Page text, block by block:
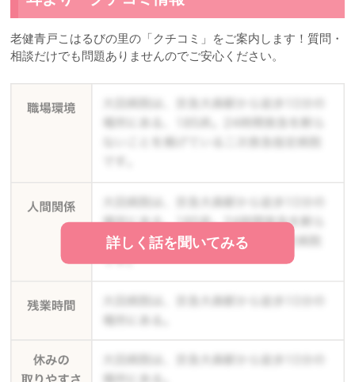
老健青戸こはるびの里の「クチコミ」をご案内します！質問・
相談だけでも問題ありませんのでご安心ください。
詳しく話を聞いてみる